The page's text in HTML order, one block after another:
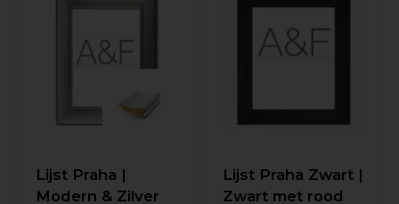
Lijst Praha |
Modern & Zilver
Lijst Praha Zwart |
Zwart met rood